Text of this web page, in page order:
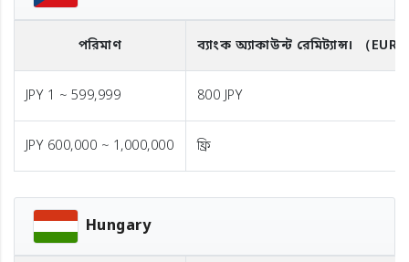
পরিমাণ ব্যাংক অ্যাকাউন্ট রেমিট্যান্স। （EUR
JPY 1 ~ 599,999 800 JPY
JPY 600,000 ~ 1,000,000 ফ্রি
Hungary